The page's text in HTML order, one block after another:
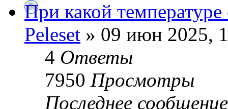
При какой
Peleset » 09 июн 2025,
4 Ответы
7950 Просмотры
Последнее